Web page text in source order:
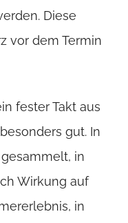
Diese
vor dem Termin
fester Takt aus
gut. In
in
Wirkung auf
in